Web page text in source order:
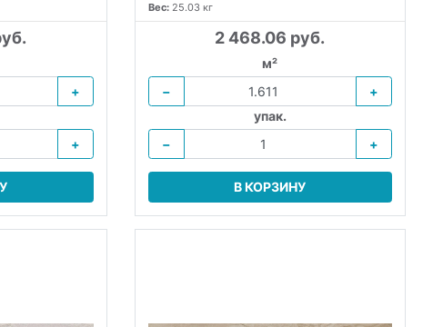
+
+
Вес: 25.03 кг
2 468.06 руб.
м²
−
+
упак.
−
+
В КОРЗИНУ